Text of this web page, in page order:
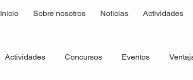
Inicio Sobre nosotros Noticias Actividades
Actividades Concursos Eventos